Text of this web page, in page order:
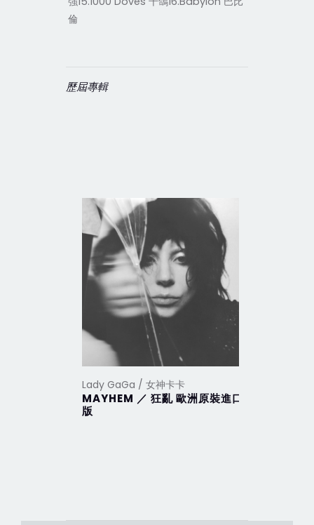
倫
歷屆專輯
Lady GaGa / 女神卡卡
MAYHEM ／ 狂亂 歐洲原裝進口
版